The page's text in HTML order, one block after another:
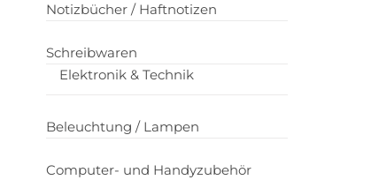
Notizbücher / Haftnotizen
Schreibwaren
Elektronik & Technik
Beleuchtung / Lampen
Computer- und Handyzubehör